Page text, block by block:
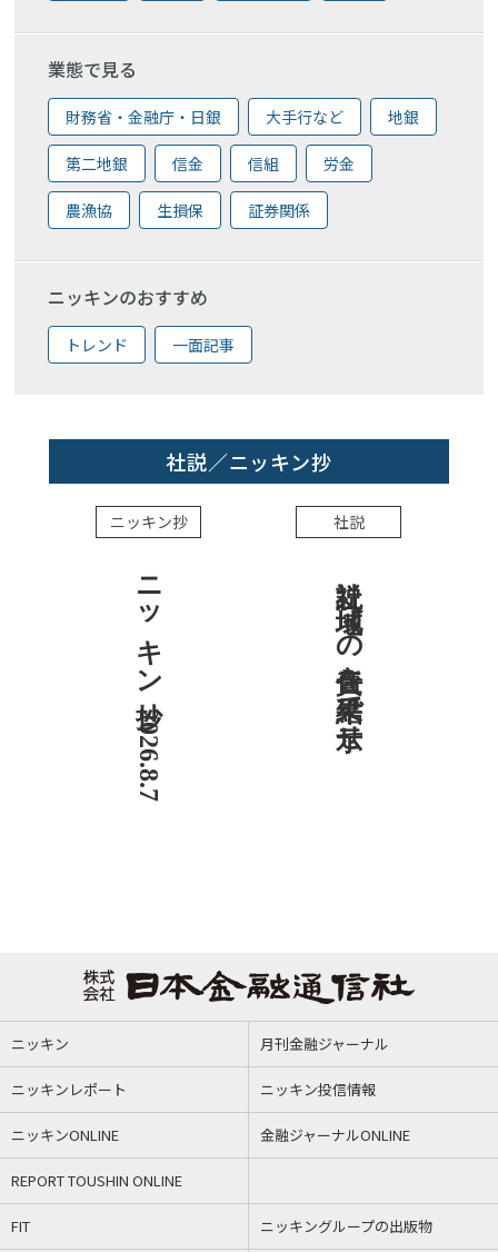
業態で見る
財務省・金融庁・日銀 大手行など 地銀
第二地銀 信金 信組 労金
農漁協 生損保 証券関係
ニッキンのおすすめ
トレンド 一面記事
社説／ニッキン抄
ニッキン抄
ニッキン抄 2026.8.7
社説
社説 地域への責任を結果で示せ
ニッキン 月刊金融ジャーナル
ニッキンレポート ニッキン投信情報
ニッキンONLINE 金融ジャーナルONLINE
REPORT TOUSHIN ONLINE
FIT ニッキングループの出版物